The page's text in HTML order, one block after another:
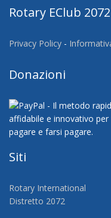
Rotary EClub 2072
Privacy Policy -
Donazioni
Siti
Rotary International
Distretto 2072